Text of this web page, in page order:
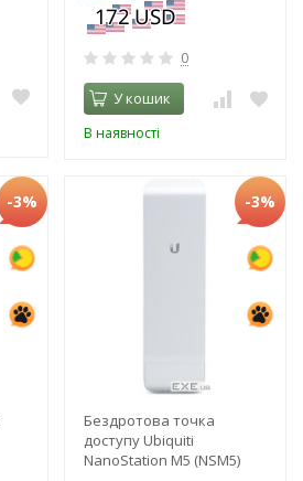
0
У кошик
В наявності
-3% -3%
Бездротова точка
доступу Ubiquiti
NanoStation M5 (NSM5)